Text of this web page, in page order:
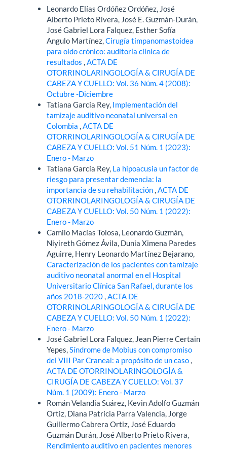
Leonardo Elías Ordóñez Ordóñez, José
Alberto Prieto Rivera, José E. Guzmán-Durán,
José Gabriel Lora Falquez, Esther Sofía
Angulo Martínez,Cirugía timpanomastoidea
para oído crónico: auditoría clínica de
resultados,ACTA DE
OTORRINOLARINGOLOGÍA & CIRUGÍA DE
CABEZA Y CUELLO: Vol. 36 Núm. 4 (2008):
Octubre -Diciembre
Tatiana Garcia Rey, Implementación del
tamizaje auditivo neonatal universal en
Colombia,ACTA DE
OTORRINOLARINGOLOGÍA & CIRUGÍA DE
CABEZA Y CUELLO: Vol. 51 Núm. 1 (2023):
Enero - Marzo
Tatiana García Rey, La hipoacusia un factor de
riesgo para presentar demencia: la
importancia de su rehabilitación,ACTA DE
OTORRINOLARINGOLOGÍA & CIRUGÍA DE
CABEZA Y CUELLO: Vol. 50 Núm. 1 (2022):
Enero - Marzo
Camilo Macías Tolosa, Leonardo Guzmán,
Niyireth Gómez Ávila, Dunia Ximena Paredes
Aguirre, Henry Leonardo Martínez Bejarano,
Caracterización de los pacientes con tamizaje
auditivo neonatal anormal en el Hospital
Universitario Clínica San Rafael, durante los
años 2018-2020,ACTA DE
OTORRINOLARINGOLOGÍA & CIRUGÍA DE
CABEZA Y CUELLO: Vol. 50 Núm. 1 (2022):
Enero - Marzo
José Gabriel Lora Falquez, Jean Pierre Certain
Yepes,Síndrome de Mobius con compromiso
del VIII Par Craneal: a propósito de un caso,
ACTA DE OTORRINOLARINGOLOGÍA &
CIRUGÍA DE CABEZA Y CUELLO: Vol. 37
Núm. 1 (2009): Enero - Marzo
Román Velandia Suárez, Kevin Adolfo Guzmán
Ortiz, Diana Patricia Parra Valencia, Jorge
Guillermo Cabrera Ortiz, José Eduardo
Guzmán Durán, José Alberto Prieto Rivera,
Rendimiento auditivo en pacientes menores